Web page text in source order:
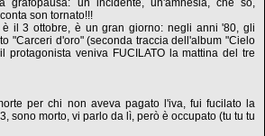
grafopausa: un incidente, un'amnesia, che so,
son tornato!!!
è il 3 ottobre, è un gran giorno: negli anni '80, gli
"Carceri d'oro" (seconda traccia dell'album "Cielo
protagonista veniva FUCILATO la mattina del tre
per chi non aveva pagato l'iva, fui fucilato la
sono morto, vi parlo da lì, però è occupato (tu tu tu